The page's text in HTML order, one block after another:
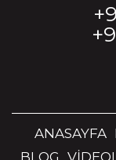
ANASAYFA
BLOG